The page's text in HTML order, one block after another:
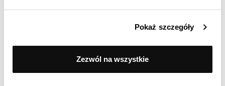
Pokaż szczegóły
Zezwól na wszystkie
Pokaż więcej